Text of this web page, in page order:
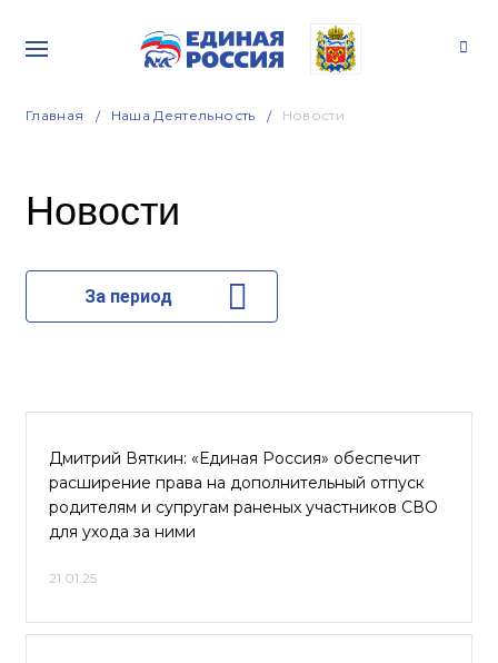
Главная Наша Деятельность Новости
Новости
За период
Дмитрий Вяткин: «Единая Россия» обеспечит
расширение права на дополнительный отпуск
родителям и супругам раненых участников СВО
для ухода за ними
21.01.25